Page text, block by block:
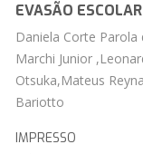
EVASÃO ESCOLAR
Daniela Corte Parola
Marchi Junior
Otsuka,Mateus
Bariotto
IMPRESSO